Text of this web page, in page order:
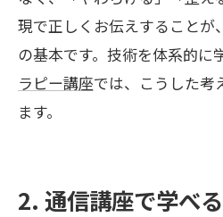
現で正しくお伝えすることが
の基本です。技術を体系的に
ラピー講座では、こうした考
ます。
2. 通信講座で学べ